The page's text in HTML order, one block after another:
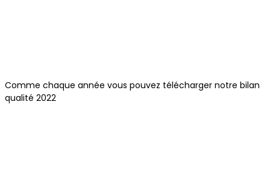
Comme chaque année vous pouvez télécharger notre bilan
qualité 2022